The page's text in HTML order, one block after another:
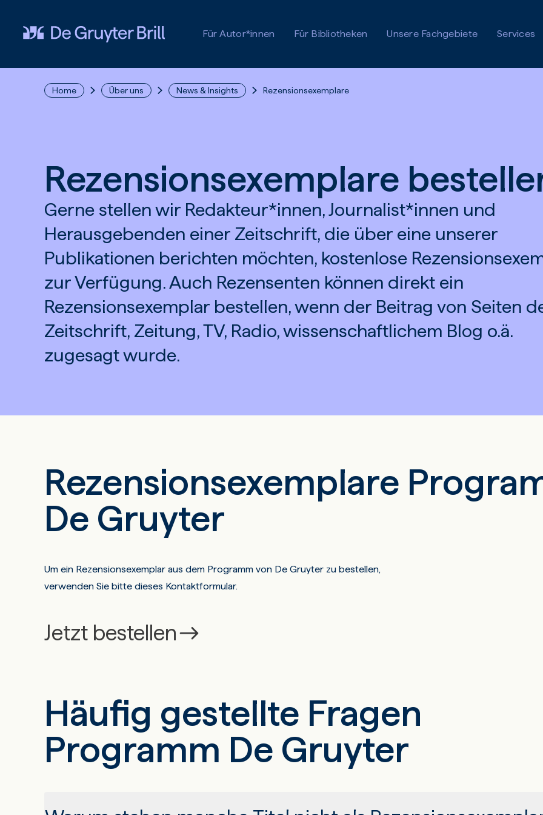
Für Autor*innen
Für Bibliotheken Unsere Fachgebiete Services
Home Über uns News & Insights Rezensionsexemplare
Rezensionsexemplare
Gerne stellen wir Redakteur*innen, Journalist*innen und
Herausgebenden einer Zeitschrift, die über eine unserer
Publikationen berichten möchten, kostenlose
zur Verfügung. Auch Rezensenten können direkt ein
Rezensionsexemplar bestellen, wenn der Beitrag von Seiten
Zeitschrift, Zeitung, TV, Radio, wissenschaftlichem Blog o.ä.
zugesagt wurde.
Rezensionsexemplare
De Gruyter
Um ein Rezensionsexemplar aus dem Programm von De Gruyter zu bestellen,
verwenden Sie bitte dieses Kontaktformular.
Jetzt bestellen
Häufig gestellte Fragen
Programm De Gruyter